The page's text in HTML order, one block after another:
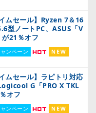
ムセール】Ryzen 7＆16
型ノートPC、ASUS「V
21％オフ
ンペーン NEW
ムセール】ラピトリ対応
G「PRO X TKL
オフ
ンペーン NEW